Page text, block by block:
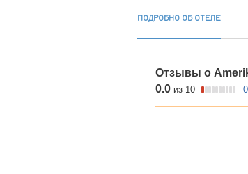
ПОДРОБНО ОБ ОТЕЛЕ